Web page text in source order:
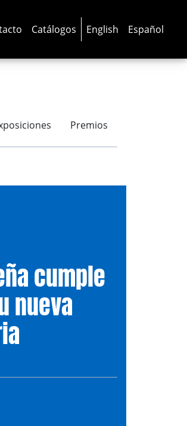
Catálogos English Español
Premios
cumple
nueva